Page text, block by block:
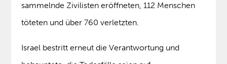
sammelnde Zivilisten eröffneten, 112 Menschen
töteten und über 760 verletzten.
Israel bestritt erneut die Verantwortung und